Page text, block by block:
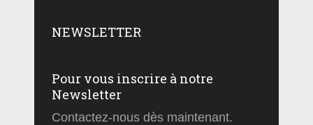
NEWSLETTER
Pour vous inscrire à notre
Newsletter
Contactez-nous dès maintenant.